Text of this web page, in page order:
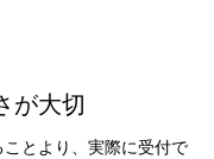
が大切
とより、実際に受付で